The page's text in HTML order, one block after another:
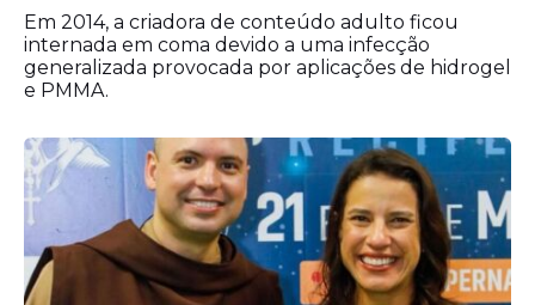
Em 2014, a criadora de conteúdo adulto ficou
internada em coma devido a uma infecção
generalizada provocada por aplicações de hidrogel
e PMMA.